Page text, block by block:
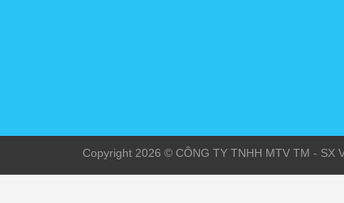
Copyright 2026 © CÔNG TY TNHH MTV TM - SX